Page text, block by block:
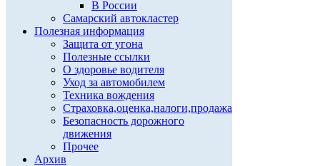
В России
Самарский автокластер
Полезная информация
Защита от угона
Полезные ссылки
О здоровье водителя
Уход за автомобилем
Техника вождения
Страховка,оценка,налоги,продажа
Безопасность дорожного
движения
Прочее
Архив